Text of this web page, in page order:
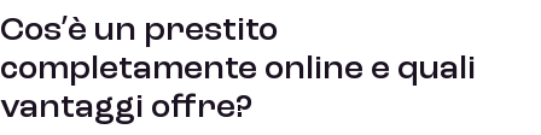
Cos’è un prestito
completamente online e quali
vantaggi offre?